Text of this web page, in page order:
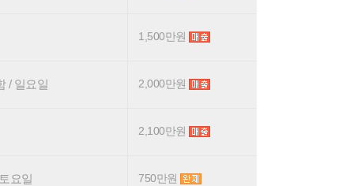
1,500만원
/ 일요일 2,000만원
2,100만원
요일 750만원